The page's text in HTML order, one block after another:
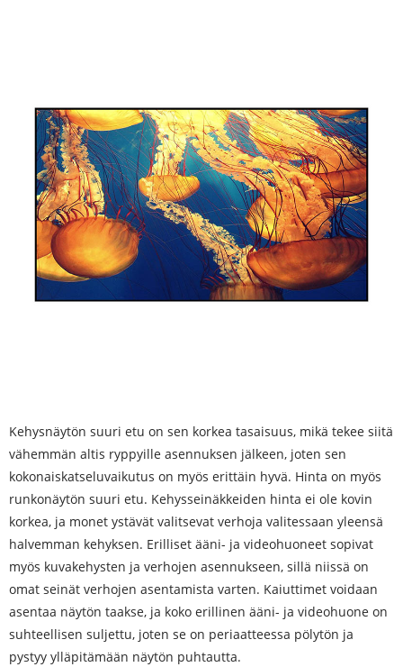
Kehysnäytön suuri etu on sen korkea tasaisuus, mikä tekee siitä
vähemmän altis ryppyille asennuksen jälkeen, joten sen
kokonaiskatseluvaikutus on myös erittäin hyvä. Hinta on myös
runkonäytön suuri etu. Kehysseinäkkeiden hinta ei ole kovin
korkea, ja monet ystävät valitsevat verhoja valitessaan yleensä
halvemman kehyksen. Erilliset ääni- ja videohuoneet sopivat
myös kuvakehysten ja verhojen asennukseen, sillä niissä on
omat seinät verhojen asentamista varten. Kaiuttimet voidaan
asentaa näytön taakse, ja koko erillinen ääni- ja videohuone on
suhteellisen suljettu, joten se on periaatteessa pölytön ja
pystyy ylläpitämään näytön puhtautta.